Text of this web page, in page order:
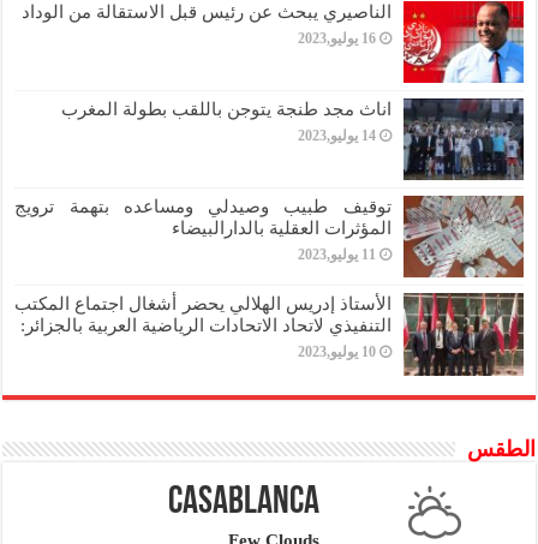
الناصيري يبحث عن رئيس قبل الاستقالة من الوداد
16 يوليو,2023
اناث مجد طنجة يتوجن باللقب بطولة المغرب
14 يوليو,2023
توقيف طبيب وصيدلي ومساعده بتهمة ترويج
المؤثرات العقلية بالدارالبيضاء
11 يوليو,2023
الأستاذ إدريس الهلالي يحضر أشغال اجتماع المكتب
التنفيذي لاتحاد الاتحادات الرياضية العربية بالجزائر:
10 يوليو,2023
الطقس
Casablanca
Few Clouds